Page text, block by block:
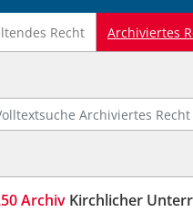
Recht Archiviertes
Archiviertes Recht
Archiv Kirchlicher